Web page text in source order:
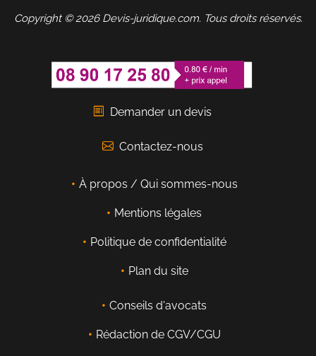
Copyright © 2026 Devis-juridique.com. Tous droits réservés.
Demander un devis
Contactez-nous
À propos / Qui sommes-nous
Mentions légales
Politique de confidentialité
Plan du site
Conseils d'avocats
Rédaction de CGV/CGU